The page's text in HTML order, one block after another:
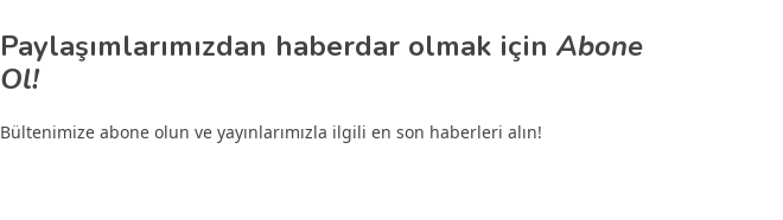
Paylaşımlarımızdan haberdar olmak için Abone
Ol!
Bültenimize abone olun ve yayınlarımızla ilgili en son haberleri alın!